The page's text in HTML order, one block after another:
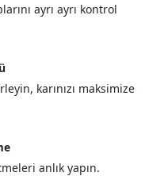
ayrı ayrı kontrol
karınızı maksimize
anlık yapın.